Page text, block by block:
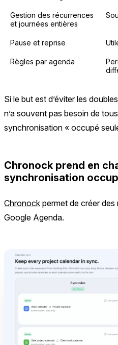
Gestion des récurrences
et journées entières
Pause et reprise
Règles par agenda
Si le but est d’éviter les
n’a souvent pas besoin de
synchronisation « occupé
Chronock prend en
synchronisation
Chronock permet de créer
Google Agenda.